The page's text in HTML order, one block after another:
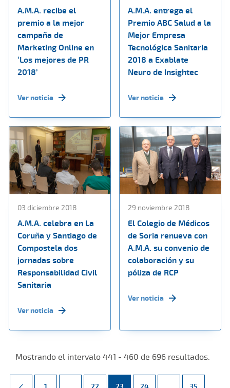
A.M.A. recibe el
premio a la mejor
campaña de
Marketing Online en
‘Los mejores de PR
2018’
Ver noticia
A.M.A. entrega el
Premio ABC Salud a la
Mejor Empresa
Tecnológica Sanitaria
2018 a Exablate
Neuro de Insightec
Ver noticia
03 diciembre 2018
A.M.A. celebra en La
Coruña y Santiago de
Compostela dos
jornadas sobre
Responsabilidad Civil
Sanitaria
Ver noticia
29 noviembre 2018
El Colegio de Médicos
de Soria renueva con
A.M.A. su convenio de
colaboración y su
póliza de RCP
Ver noticia
Mostrando el intervalo 441 - 460 de 696 resultados.
Página Páginas intermedias Use TAB para desplazarse.
Página Página Página Páginas
Página